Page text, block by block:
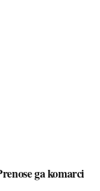
ga komarci